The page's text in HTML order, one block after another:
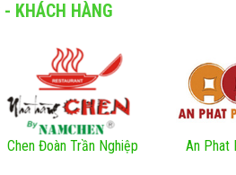
KHÁCH HÀNG
Chen Đoàn Trần Nghiệp An Phat